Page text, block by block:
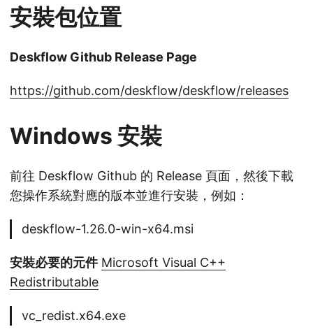
安裝包位置
Deskflow Github Release Page
https://github.com/deskflow/deskflow/releases
Windows 安裝
前往 Deskflow Github 的 Release 頁面，然後下載
您操作系統對應的版本並進行安裝，例如：
deskflow-1.26.0-win-x64.msi
安裝必要的元件 Microsoft Visual C++
Redistributable
vc_redist.x64.exe